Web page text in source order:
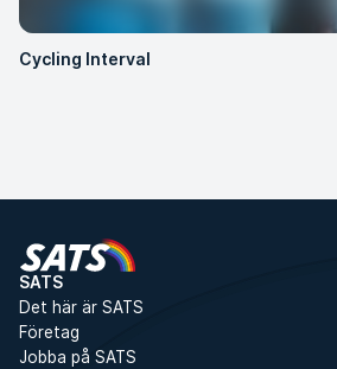
Cycling Interval
SATS
Det här är SATS
Företag
Jobba på SATS